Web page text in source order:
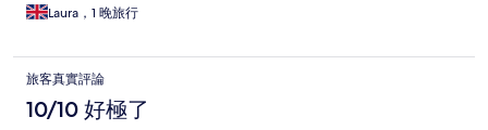
Laura，1 晚旅行
旅客真實評論
10/10 好極了